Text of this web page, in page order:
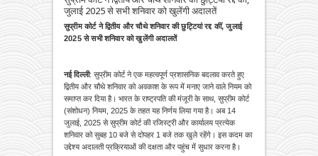
जुलाई 2025 से सभी शनिवार को खुलेंगी अदालतें
सुप्रीम कोर्ट ने द्वितीय और चौथे शनिवार की छुट्टियां रद्द कीं, जुलाई
2025 से सभी शनिवार को खुलेंगी अदालतें
नई दिल्ली: सुप्रीम कोर्ट ने एक महत्वपूर्ण प्रशासनिक बदलाव करते हुए
द्वितीय और चौथे शनिवार को अवकाश के रूप में मनाए जाने वाले नियम को
समाप्त कर दिया है। भारत के राष्ट्रपति की मंजूरी के साथ, सुप्रीम कोर्ट
(संशोधन) नियम, 2025 के तहत यह निर्णय लिया गया है। अब 14
जुलाई, 2025 से सुप्रीम कोर्ट की रजिस्ट्री और कार्यालय प्रत्येक
शनिवार को सुबह 10 बजे से दोपहर 1 बजे तक खुले रहेंगे। इस कदम का
उद्देश्य अदालती प्रक्रियाओं की दक्षता और पहुंच में सुधार करना है।